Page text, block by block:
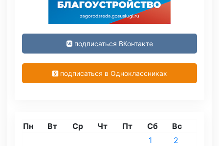
подписаться ВКонтакте
подписаться в Одноклассниках
Пн Вт Ср Чт Пт Сб Вс
1
2